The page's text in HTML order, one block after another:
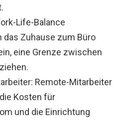
Life-Balance
Zuhause zum Büro
eine Grenze zwischen
Remote-Mitarbeiter
Kosten für
und die Einrichtung